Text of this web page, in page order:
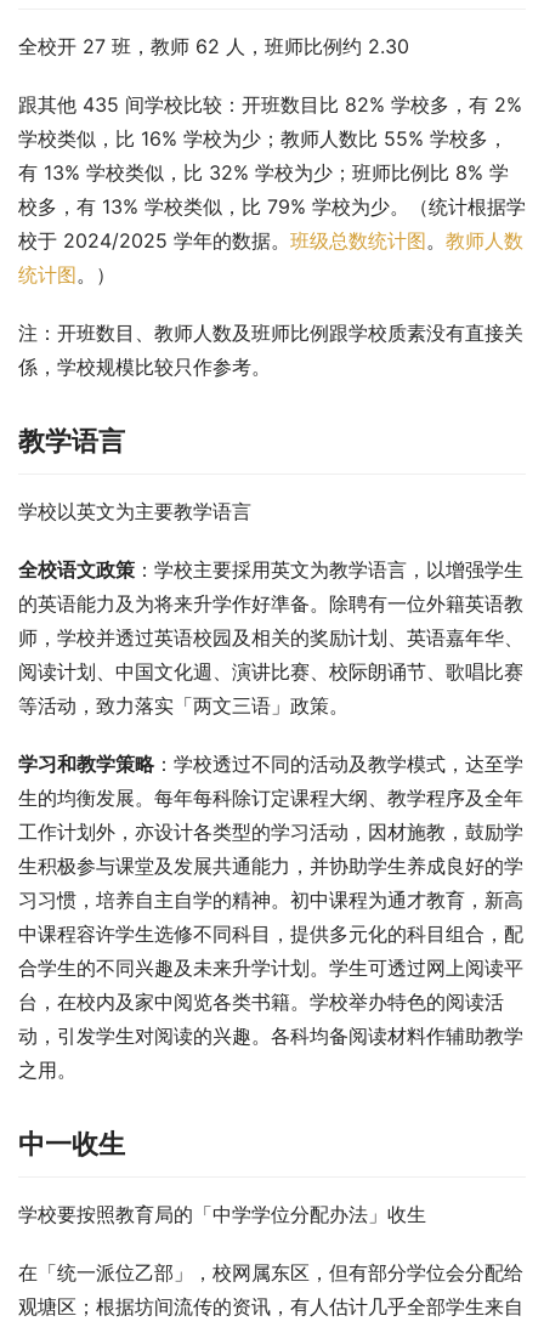
全校开 27 班，教师 62 人，班师比例约 2.30
跟其他 435 间学校比较：开班数目比 82% 学校多，有 2%
学校类似，比 16% 学校为少；教师人数比 55% 学校多，
有 13% 学校类似，比 32% 学校为少；班师比例比 8% 学
校多，有 13% 学校类似，比 79% 学校为少。（统计根据学
校于 2024/2025 学年的数据。 班级总数统计图。 教师人数
统计图。）
注：开班数目、教师人数及班师比例跟学校质素没有直接关
係，学校规模比较只作参考。
教学语言
学校以英文为主要教学语言
全校语文政策 ：学校主要採用英文为教学语言，以增强学生
的英语能力及为将来升学作好準备。除聘有一位外籍英语教
师，学校并透过英语校园及相关的奖励计划、英语嘉年华、
阅读计划、中国文化週、演讲比赛、校际朗诵节、歌唱比赛
等活动，致力落实「两文三语」政策。
学习和教学策略：学校透过不同的活动及教学模式，达至学
生的均衡发展。每年每科除订定课程大纲、教学程序及全年
工作计划外，亦设计各类型的学习活动，因材施教，鼓励学
生积极参与课堂及发展共通能力，并协助学生养成良好的学
习习惯，培养自主自学的精神。初中课程为通才教育，新高
中课程容许学生选修不同科目，提供多元化的科目组合，配
合学生的不同兴趣及未来升学计划。学生可透过网上阅读平
台，在校内及家中阅览各类书籍。学校举办特色的阅读活
动，引发学生对阅读的兴趣。各科均备阅读材料作辅助教学
之用。
中一收生
学校要按照教育局的「中学学位分配办法」收生
在「统一派位乙部」，校网属东区，但有部分学位会分配给